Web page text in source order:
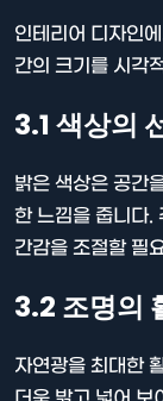
인테리어 디자인
간의 크기를 시각
3.1 색상의
밝은 색상은 공간
한 느낌을 줍니다.
간감을 조절할 필
3.2 조명의
자연광을 최대한